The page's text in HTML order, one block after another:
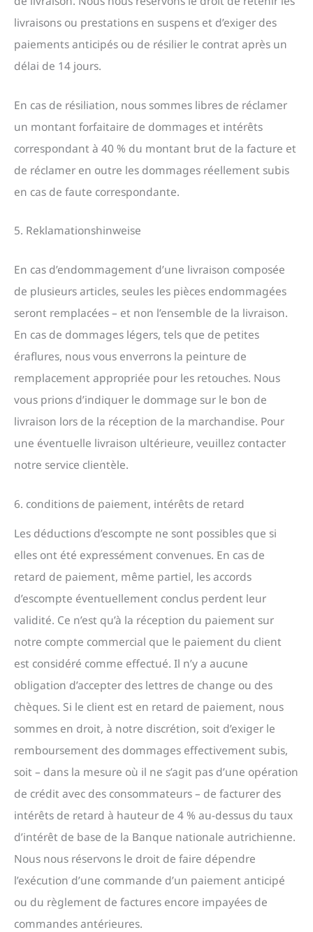
livraisons ou prestations en suspens et d’exiger des
paiements anticipés ou de résilier le contrat après un
délai de 14 jours.
En cas de résiliation, nous sommes libres de réclamer
un montant forfaitaire de dommages et intérêts
correspondant à 40 % du montant brut de la facture et
de réclamer en outre les dommages réellement subis
en cas de faute correspondante.
5. Reklamationshinweise
En cas d’endommagement d’une livraison composée
de plusieurs articles, seules les pièces endommagées
seront remplacées – et non l’ensemble de la livraison.
En cas de dommages légers, tels que de petites
éraflures, nous vous enverrons la peinture de
remplacement appropriée pour les retouches. Nous
vous prions d’indiquer le dommage sur le bon de
livraison lors de la réception de la marchandise. Pour
une éventuelle livraison ultérieure, veuillez contacter
notre service clientèle.
6. conditions de paiement, intérêts de retard
Les déductions d’escompte ne sont possibles que si
elles ont été expressément convenues. En cas de
retard de paiement, même partiel, les accords
d’escompte éventuellement conclus perdent leur
validité. Ce n’est qu’à la réception du paiement sur
notre compte commercial que le paiement du client
est considéré comme effectué. Il n’y a aucune
obligation d’accepter des lettres de change ou des
chèques. Si le client est en retard de paiement, nous
sommes en droit, à notre discrétion, soit d’exiger le
remboursement des dommages effectivement subis,
soit – dans la mesure où il ne s’agit pas d’une opération
de crédit avec des consommateurs – de facturer des
intérêts de retard à hauteur de 4 % au-dessus du taux
d’intérêt de base de la Banque nationale autrichienne.
Nous nous réservons le droit de faire dépendre
l’exécution d’une commande d’un paiement anticipé
ou du règlement de factures encore impayées de
commandes antérieures.